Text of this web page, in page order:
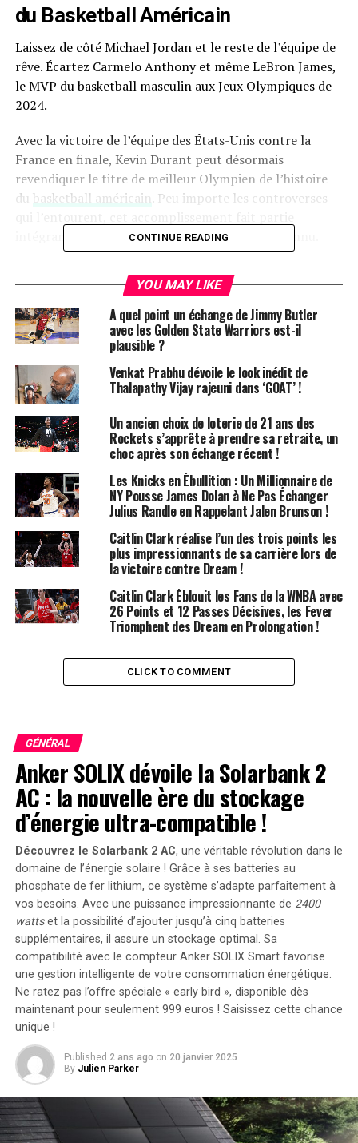
du Basketball Américain
Laissez de côté Michael Jordan et le reste de l’équipe de
rêve. Écartez Carmelo Anthony et même LeBron James,
le MVP du basketball masculin aux Jeux Olympiques de
2024.
Avec la victoire de l’équipe des États-Unis contre la
France en finale, Kevin Durant peut désormais
revendiquer le titre de meilleur Olympien de l’histoire
du basketball américain . Peu importe les controverses
intégrante de son héritage et mérite d’être reconnu.
Un Héritage Olympique Remarquable
Durant a souvent été critiqué pour avoir rejoint une
équipe des Warriors déjà couronnée de succès, certains
arguant qu’il a choisi un chemin facile vers les titres. De
plus, ses échanges sur les réseaux sociaux avec des fans
peuvent agacer. Cependant, son parcours olympique
révèle un joueur passionné, désireux de représenter son
pays, une facette que nous devrions tous apprécier.
LeBron James a remporté sa troisième médaille d’or et
sa quatrième médaille au total, égalant ainsi son ami
Anthony dans ces deux catégories. Cependant, Durant
se distingue avec quatre médailles d’or en quatre
participations aux Jeux Olympiques, devenant ainsi le
joueur de basketball le plus titré de l’histoire olympique.
En fait, il possède deux fois plus de médailles d’or que le
pays ayant le deuxième plus grand nombre, l’Union
Soviétique, derrière les États-Unis.
En plus d’être le plus décoré, le statut de Durant en
le meilleur marqueur de l’histoire des compétitions
olympiques, tant chez les hommes que chez les femmes,
avec un total de 518 points, le plaçant confortablement
devant la légende de la WNBA, Lisa Leslie, qui en a
marqué 488. James et Anthony, avec respectivement
358 et 336 points, sont loin derrière lui.
Durant a inscrit 156 points lors des Jeux de Londres en
2012, 155 à Rio en 2016, 124 à Tokyo, et a ajouté 83
points cette année, malgré une blessure.
Une Moyenne Impressionnante
À 35 ans, bien que sa production totale ait diminué à
Paris, sa moyenne de points par match reste largement
supérieure à celle de ses pairs. Avec une moyenne de
Anthony (10,8).
Il détient également des records en termes de paniers
réussis (173), de paniers tentés (326), de tirs à trois
points (88) et de lancers francs (82). Comme en NBA,
CONTINUE READING
YOU MAY LIKE
À quel point un échange de Jimmy Butler
avec les Golden State Warriors est-il
plausible ?
Venkat Prabhu dévoile le look inédit de
Thalapathy Vijay rajeuni dans ‘GOAT’ !
Un ancien choix de loterie de 21 ans des
Rockets s’apprête à prendre sa retraite, un
choc après son échange récent !
Les Knicks en Ébullition : Un Millionnaire de
NY Pousse James Dolan à Ne Pas Échanger
Julius Randle en Rappelant Jalen Brunson !
Caitlin Clark réalise l’un des trois points les
plus impressionnants de sa carrière lors de
la victoire contre Dream !
Caitlin Clark Éblouit les Fans de la WNBA avec
26 Points et 12 Passes Décisives, les Fever
Triomphent des Dream en Prolongation !
CLICK TO COMMENT
GÉNÉRAL
Anker SOLIX dévoile la Solarbank 2
AC : la nouvelle ère du stockage
d’énergie ultra-compatible !
Découvrez le Solarbank 2 AC, une véritable révolution dans le
domaine de l’énergie solaire ! Grâce à ses batteries au
phosphate de fer lithium, ce système s’adapte parfaitement à
vos besoins. Avec une puissance impressionnante de 2400
wattset la possibilité d’ajouter jusqu’à cinq batteries
supplémentaires, il assure un stockage optimal. Sa
compatibilité avec le compteur Anker SOLIX Smart favorise
une gestion intelligente de votre consommation énergétique.
Ne ratez pas l’offre spéciale « early bird », disponible dès
maintenant pour seulement 999 euros ! Saisissez cette chance
unique !
Published 2 ans ago on 20 janvier 2025
By Julien Parker